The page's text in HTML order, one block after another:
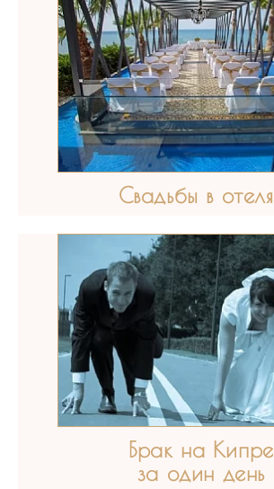
Свадьбы в
Брак на Кипре
за один день